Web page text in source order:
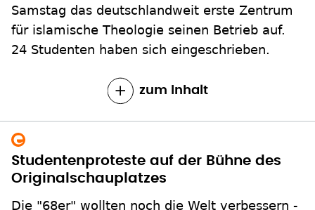
Samstag das deutschlandweit erste Zentrum
für islamische Theologie seinen Betrieb auf.
24 Studenten haben sich eingeschrieben.
zum Inhalt
Studentenproteste auf der Bühne des
Originalschauplatzes
Die "68er" wollten noch die Welt verbessern -